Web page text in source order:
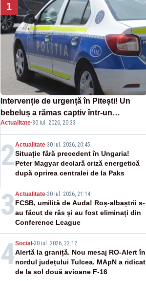
1
Intervenție de urgență în Pitești! Un
bebeluș a rămas captiv într-un
autoturism din cauza unei defecțiuni
Actualitate·30 iul. 2026, 20:33
2Actualitate-30 iul. 2026, 20:45
Situație fără precedent în Ungaria!
Peter Magyar declară criză energetică
după oprirea centralei de la Paks
3 Actualitate-30 iul. 2026, 21:14
FCSB, umilită de Auda! Roș-albaștrii s-
au făcut de râs și au fost eliminați din
Conference League
4Social -30 iul. 2026, 22:12
Alertă la graniță. Nou mesaj RO-Alert în
nordul județului Tulcea. MApN a ridicat
de la sol două avioane F-16